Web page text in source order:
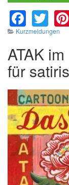
Kurzmeldungen
ATAK
für